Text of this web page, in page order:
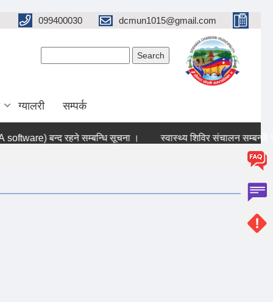
099400030 dcmun1015@gmail.com
ग्यालरी सम्पर्क
बन्द रहने सम्बन्धि सूचना । स्वास्थ्य शिविर संचालन सम्बन्धी